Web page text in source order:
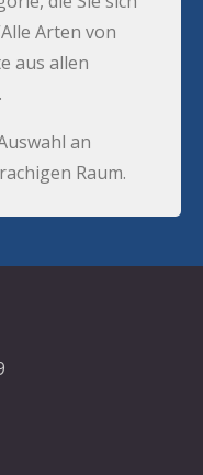
Arten von
aus allen
an
Raum.